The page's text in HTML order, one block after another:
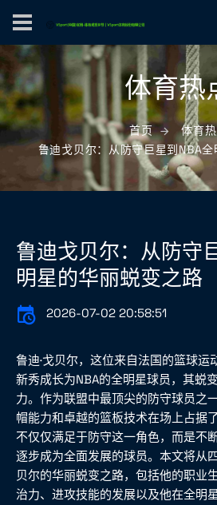
体育热
首页
体育
鲁迪戈贝尔：从防守巨星到NBA
鲁迪戈贝尔：从防守
明星的华丽蜕变之路
2026-07-02 20:58:51
鲁迪·戈贝尔，这位来自法国的篮球运
新秀成长为NBA的全明星球员，其蜕
力。作为联盟中最顶尖的防守球员之
帽能力和卓越的篮板技术在场上占据
不仅仅满足于防守这一角色，而是不
逐步成为全面发展的球员。本文将从
贝尔的华丽蜕变之路，包括他的职业
治力、进攻技能的发展以及他在全明